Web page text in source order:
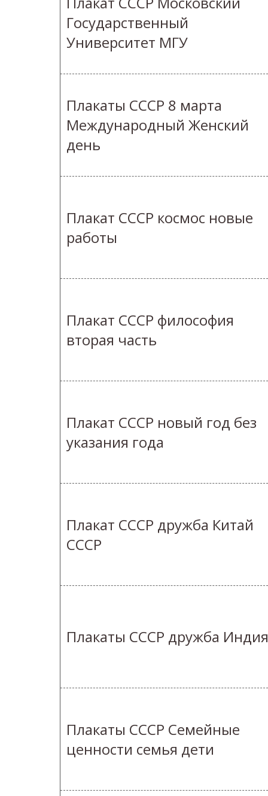
Государственный
Университет МГУ
Плакаты СССР 8 марта
Международный Женский
день
Плакат СССР космос новые
работы
Плакат СССР философия
вторая часть
Плакат СССР новый год без
указания года
Плакат СССР дружба Китай
СССР
Плакаты СССР дружба Индия
Плакаты СССР Семейные
ценности семья дети